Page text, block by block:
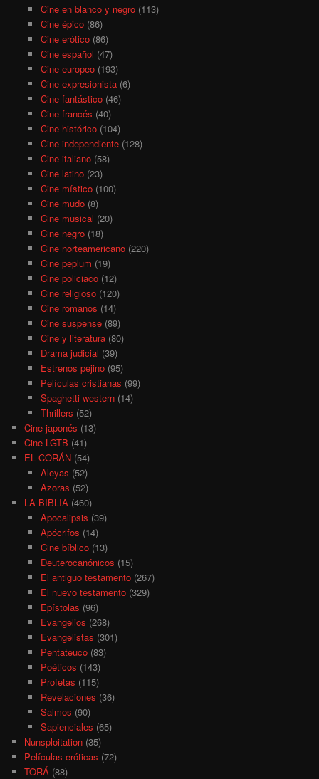
Cine en blanco y negro(113)
Cine épico(86)
Cine erótico(86)
Cine español (47)
Cine europeo(193)
Cine expresionista(6)
Cine fantástico(46)
Cine francés (40)
Cine histórico(104)
Cine independiente(128)
Cine italiano(58)
Cine latino(23)
Cine místico(100)
Cine mudo(8)
Cine musical (20)
Cine negro(18)
Cine norteamericano(220)
Cine peplum (19)
Cine policiaco(12)
Cine religioso(120)
Cine romanos (14)
Cine suspense(89)
Cine y literatura(80)
Drama judicial (39)
Estrenos pejino(95)
Películas cristianas (99)
Spaghetti western(14)
Thrillers (52)
Cine japonés (13)
Cine LGTB (41)
EL CORÁN (54)
Aleyas (52)
Azoras (52)
LA BIBLIA (460)
Apocalipsis (39)
Apócrifos (14)
Cine bíblico(13)
Deuterocanónicos (15)
El antiguo testamento(267)
El nuevo testamento(329)
Epístolas (96)
Evangelios (268)
Evangelistas (301)
Pentateuco(83)
Poéticos (143)
Profetas (115)
Revelaciones (36)
Salmos (90)
Sapienciales (65)
Nunsploitation (35)
Películas eróticas (72)
TORÁ (88)